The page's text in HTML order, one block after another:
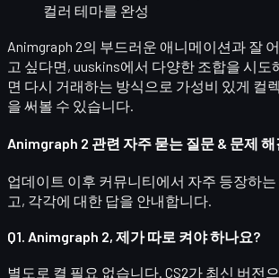
컬러 테마를 완성
Animgraph 2의 부드러운 애니메이션과 잘
고 싶다면, uuskins에서 다양한 조합을 시도
면 다시 거래하는 방식으로 가성비 있게 컬
을 써볼 수 있습니다.
Animgraph 2 관련 자주 묻는 질문 & 문제 해
업데이트 이후 커뮤니티에서 자주 등장하
고, 각각에 대한 답을 안내합니다.
Q1. Animgraph 2, 제가 따로 켜야 하나요?
별도로 켤 필요 없습니다. CS2가 최신 버전